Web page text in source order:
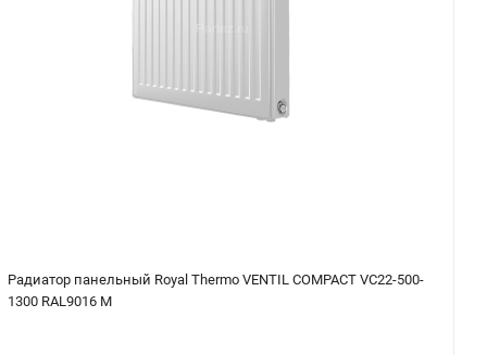
Радиатор панельный Royal Thermo VENTIL COMPACT VC22-500-
1300 RAL9016 M